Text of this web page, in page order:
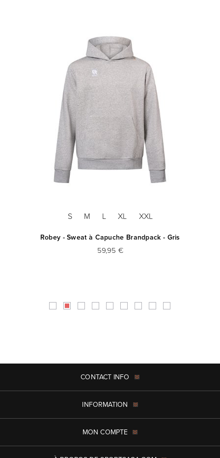
S M L XL XXL
Robey - Sweat à Capuche Brandpack - Gris
59,95 €
CONTACT INFO
INFORMATION
MON COMPTE